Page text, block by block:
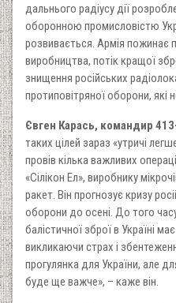
дальнього радіусу дії
оборонною промисловістю
розвивається. Армія пожинає
виробництва, потік кращої
знищення російських
протиповітряної оборони,
Євген Карась, командир
таких цілей зараз «утричі
провів кілька важливих
«Сілікон Ел», виробнику
ракет. Він прогнозує кризу
оборони до осені. До того
балістичної зброї в Україні
викликаючи страх і
прогулянка для України, але
буде ще важче», – каже він.